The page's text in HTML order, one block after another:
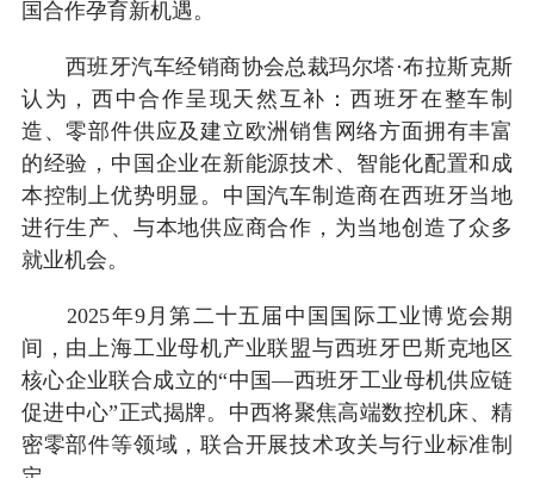
国合作孕育新机遇。
西班牙汽车经销商协会总裁玛尔塔·布拉斯克斯
认为，西中合作呈现天然互补：西班牙在整车制
造、零部件供应及建立欧洲销售网络方面拥有丰富
的经验，中国企业在新能源技术、智能化配置和成
本控制上优势明显。中国汽车制造商在西班牙当地
进行生产、与本地供应商合作，为当地创造了众多
就业机会。
2025年9月第二十五届中国国际工业博览会期
间，由上海工业母机产业联盟与西班牙巴斯克地区
核心企业联合成立的“中国—西班牙工业母机供应链
促进中心”正式揭牌。中西将聚焦高端数控机床、精
密零部件等领域，联合开展技术攻关与行业标准制